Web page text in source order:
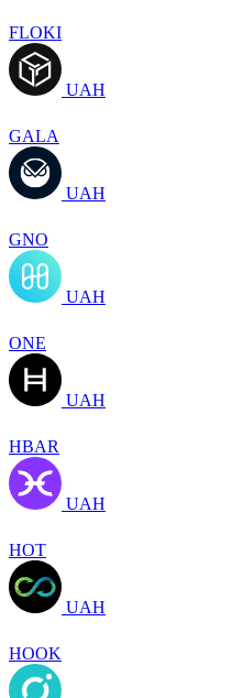
FLOKI
UAH
GALA
UAH
GNO
UAH
ONE
UAH
HBAR
UAH
HOT
UAH
HOOK